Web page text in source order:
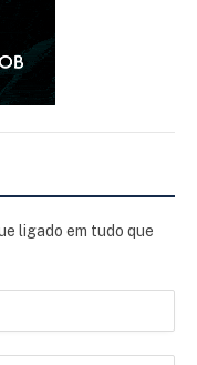
ligado em tudo que